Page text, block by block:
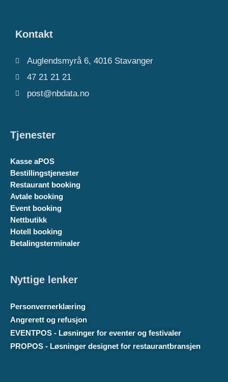
Kontakt
Auglendsmyrå 6, 4016 Stavanger
47 21 21 21
post@nbdata.no
Tjenester
Kasse aPOS
Bestillingstjenester
Restaurant booking
Avtale booking
Event booking
Nettbutikk
Hotell booking
Betalingsterminaler
Nyttige lenker
Personvernerklæring
Angrerett og refusjon
EVENTPOS - Løsninger for eventer og festivaler
PROPOS - Løsninger designet for restaurantbransjen